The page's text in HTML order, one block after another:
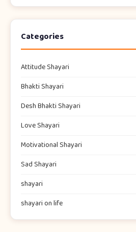
Categories
Attitude Shayari
Bhakti Shayari
Desh Bhakti Shayari
Love Shayari
Motivational Shayari
Sad Shayari
shayari​
shayari on life​